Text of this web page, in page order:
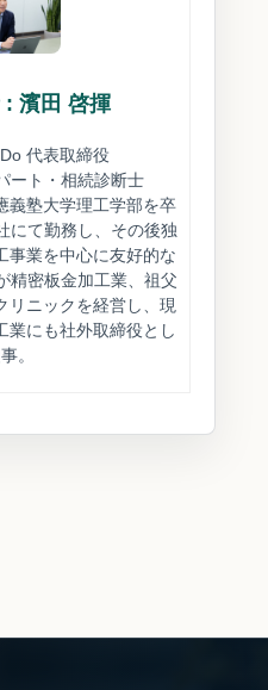
: 濱田 啓揮
代表取締役
ート・相続診断士
義塾大学理工学部を卒
にて勤務し、その後独
事業を中心に友好的な
精密板金加工業、祖父
リニックを経営し、現
業にも社外取締役とし
。